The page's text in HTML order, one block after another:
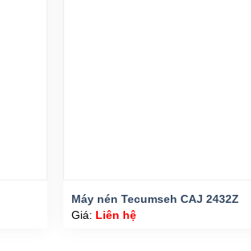
Máy nén Tecumseh CAJ 2432Z
Giá: Liên hệ